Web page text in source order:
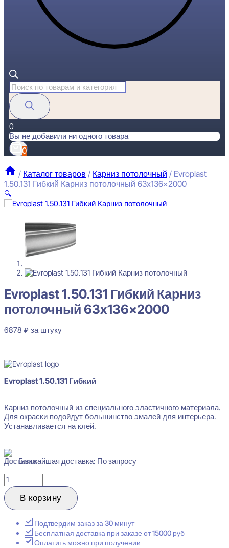
Поиск
товаров
0
Вы не добавили ни одного товара
0
/ Каталог товаров / Карниз потолочный / Evroplast
1.50.131 Гибкий Карниз потолочный 63x136x2000
🔍
Evroplast 1.50.131 Гибкий Карниз потолочный 63x136x2000
6878₽ за штуку
Перейти в избранное Закрыть
Evroplast 1.50.131 Гибкий Карниз
потолочный 63x136x2000
6878 ₽ за штуку
Evroplast 1.50.131 Гибкий
Карниз потолочный из специального эластичного материала.
Для окраски подойдут большинство эмалей для интерьера.
Устанавливается на клей.
Ближайшая доставка: По запросу
Количество
товара
Evroplast
1.50.131
Карниз
потолочный
63x136x2000
В корзину
Подтвердим заказ за 30 минут
Бесплатная доставка при заказе от 15000 руб
Оплатить можно при получении